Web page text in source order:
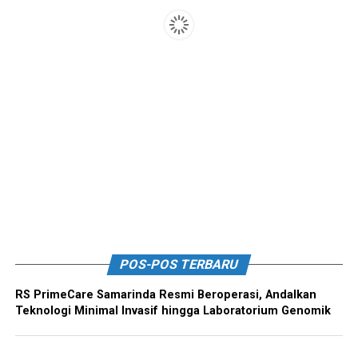
POS-POS TERBARU
RS PrimeCare Samarinda Resmi Beroperasi, Andalkan
Teknologi Minimal Invasif hingga Laboratorium Genomik